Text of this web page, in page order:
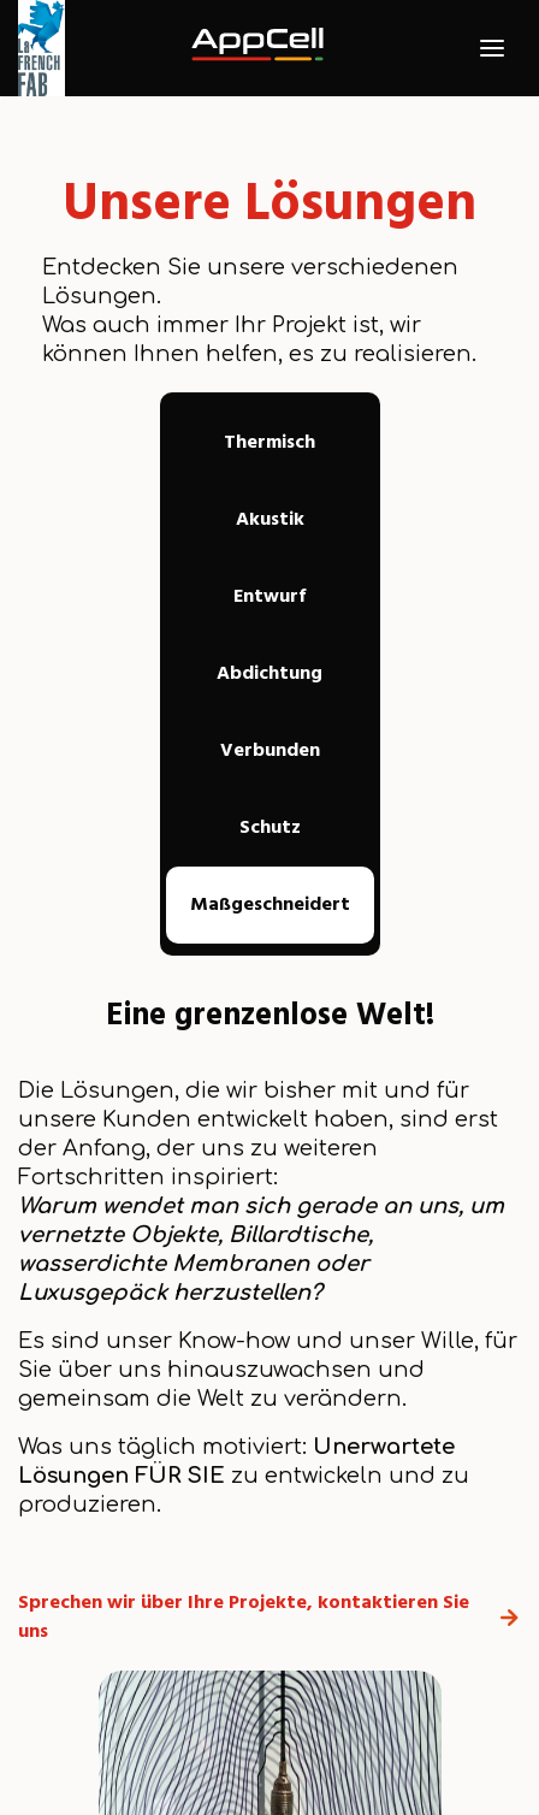
Unsere Lösungen
Entdecken Sie unsere verschiedenen
Lösungen.
Was auch immer Ihr Projekt ist, wir
können Ihnen helfen, es zu realisieren.
Thermisch
Akustik
Entwurf
Abdichtung
Verbunden
Schutz
Maßgeschneidert
Eine grenzenlose Welt!
Die Lösungen, die wir bisher mit und für
unsere Kunden entwickelt haben, sind erst
der Anfang, der uns zu weiteren
Fortschritten inspiriert:
Warum wendet man sich gerade an uns, um
vernetzte Objekte, Billardtische,
wasserdichte Membranen oder
Luxusgepäck herzustellen?
Es sind unser Know-how und unser Wille, für
Sie über uns hinauszuwachsen und
gemeinsam die Welt zu verändern.
Was uns täglich motiviert: Unerwartete
Lösungen FÜR SIE zu entwickeln und zu
produzieren.
Sprechen wir über Ihre Projekte, kontaktieren Sie
uns